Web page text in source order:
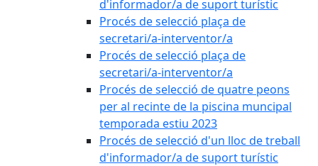
d'informador/a de suport turístic
Procés de selecció plaça de
secretari/a-interventor/a
Procés de selecció plaça de
secretari/a-interventor/a
Procés de selecció de quatre peons
per al recinte de la piscina muncipal
temporada estiu 2023
Procés de selecció d'un lloc de treball
d'informador/a de suport turístic